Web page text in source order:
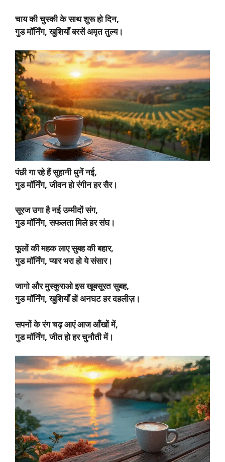
चाय की चुस्की के साथ शुरू हो दिन,
गुड मॉर्निंग, खुशियाँ बरसें अमृत तुल्य।
पंछी गा रहे हैं सुहानी धुनें नई,
गुड मॉर्निंग, जीवन हो रंगीन हर सैर।
सूरज उगा है नई उम्मीदों संग,
गुड मॉर्निंग, सफलता मिले हर संघ।
फूलों की महक लाए सुबह की बहार,
गुड मॉर्निंग, प्यार भरा हो ये संसार।
जागो और मुस्कुराओ इस खूबसूरत सुबह,
गुड मॉर्निंग, खुशियाँ हों अनघट हर दहलीज़।
सपनों के रंग चढ़ आएं आज आँखों में,
गुड मॉर्निंग, जीत हो हर चुनौती में।